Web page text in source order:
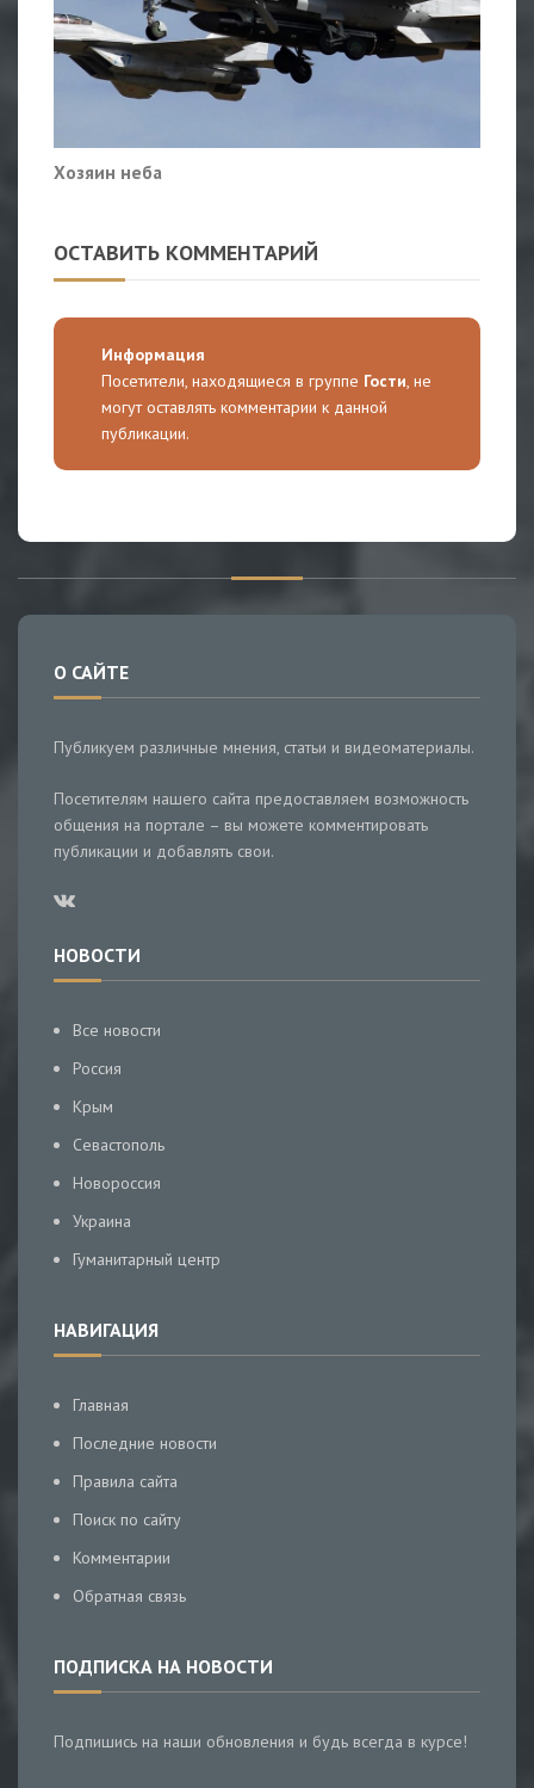
Хозяин неба
ОСТАВИТЬ КОММЕНТАРИЙ
Информация
Посетители, находящиеся в группе Гости, не
могут оставлять комментарии к данной
публикации.
О САЙТЕ
Публикуем различные мнения, статьи и видеоматериалы.
Посетителям нашего сайта предоставляем возможность
общения на портале – вы можете комментировать
публикации и добавлять свои.
НОВОСТИ
Все новости
Россия
Крым
Севастополь
Новороссия
Украина
Гуманитарный центр
НАВИГАЦИЯ
Главная
Последние новости
Правила сайта
Поиск по сайту
Комментарии
Обратная связь
ПОДПИСКА НА НОВОСТИ
Подпишись на наши обновления и будь всегда в курсе!